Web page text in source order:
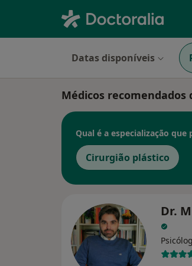
Datas disponíveis
Médicos recomendados
Qual é a especialização que
Cirurgião plástico
Dr.